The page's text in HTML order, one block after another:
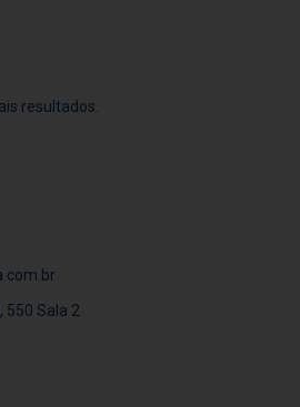
resultados.
550 Sala 2